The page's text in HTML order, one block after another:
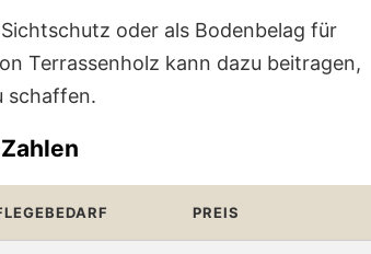
oder als Bodenbelag für
Terrassenholz kann dazu beitragen,
schaffen.
PREIS